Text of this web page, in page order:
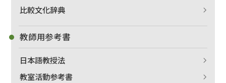
比較文化辞典
教師用参考書
日本語教授法
教室活動参考書